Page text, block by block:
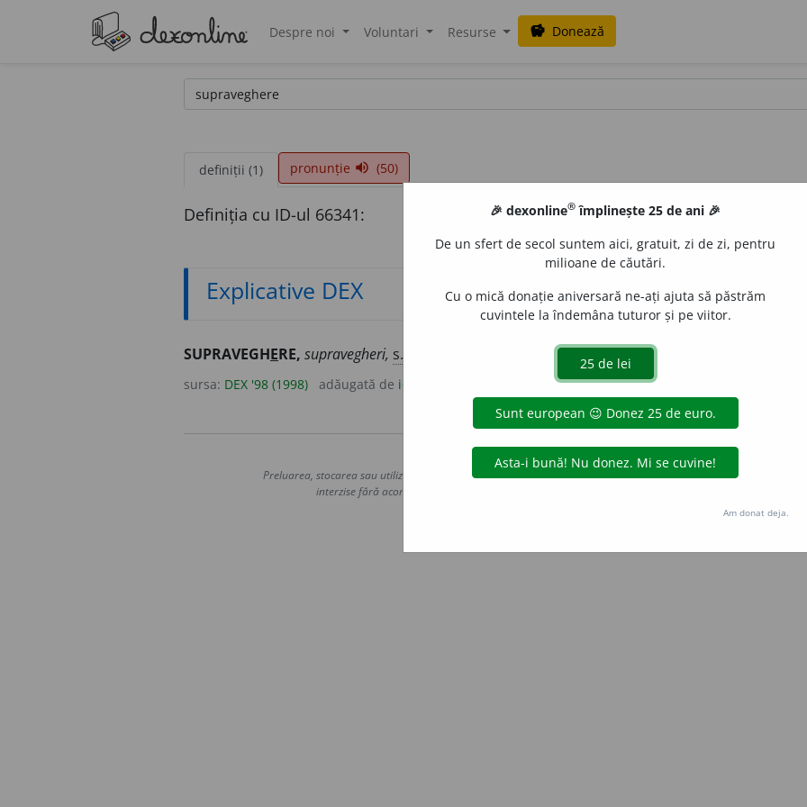
Despre noi Voluntari Resurse savings Donează
definiții (1) pronunție volume_up (50)
Definiția cu ID-ul 66341:
Explicative DEX
SUPRAVEGHERE, supravegheri, s. f. a supravegheași rezultatul ei; control;
sursa: DEX '98 (1998) adăugată de ionel
Copyright © 2004-2026 dexonline (https://dexonline.ro)
Preluarea, stocarea sau utilizarea datelor de pe acest site, inclusiv prin orice metode de extragere automată
interzise fără acordul nostru prealabil scris, cu excepția seturilor de date oferite oficial spre utilizare
Hosterion
🎉 dexonline® împlinește 25 de ani 🎉
De un sfert de secol suntem aici, gratuit, zi de zi, pentru
milioane de căutări.
Cu o mică donație aniversară ne-ați ajuta să păstrăm
cuvintele la îndemâna tuturor și pe viitor.
Am donat deja.